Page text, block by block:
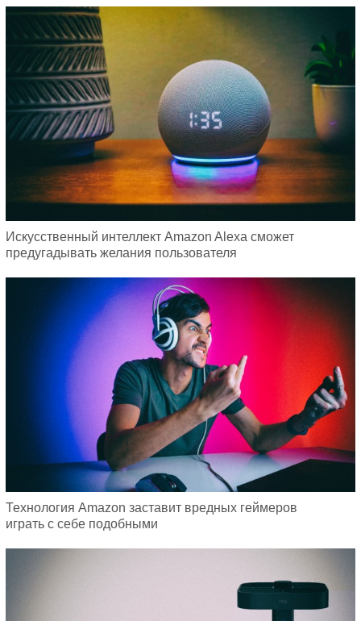
Искусственный интеллект Amazon Alexa сможет
предугадывать желания пользователя
Технология Amazon заставит вредных геймеров
играть с себе подобными